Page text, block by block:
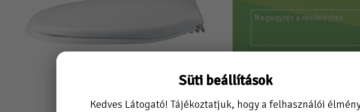
Vásárláshoz kérjük
Új partnerként
Süti beállítások
Kedves Látogató! Tájékoztatjuk, hogy a felhasználói